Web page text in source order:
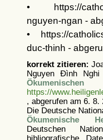
• https://
nguyen-ngan -
• https://
duc-thinh -
korrekt zitieren:
Nguyen Ðình
Ökumenischen
https://
, abgerufen am 6. 8.
Die Deutsche
Ökumenische
Deutschen
bibliografische